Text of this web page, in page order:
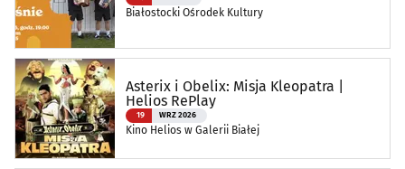
Białostocki Ośrodek Kultury
Asterix i Obelix: Misja Kleopatra |
Helios RePlay
19 WRZ 2026
Kino Helios w Galerii Białej